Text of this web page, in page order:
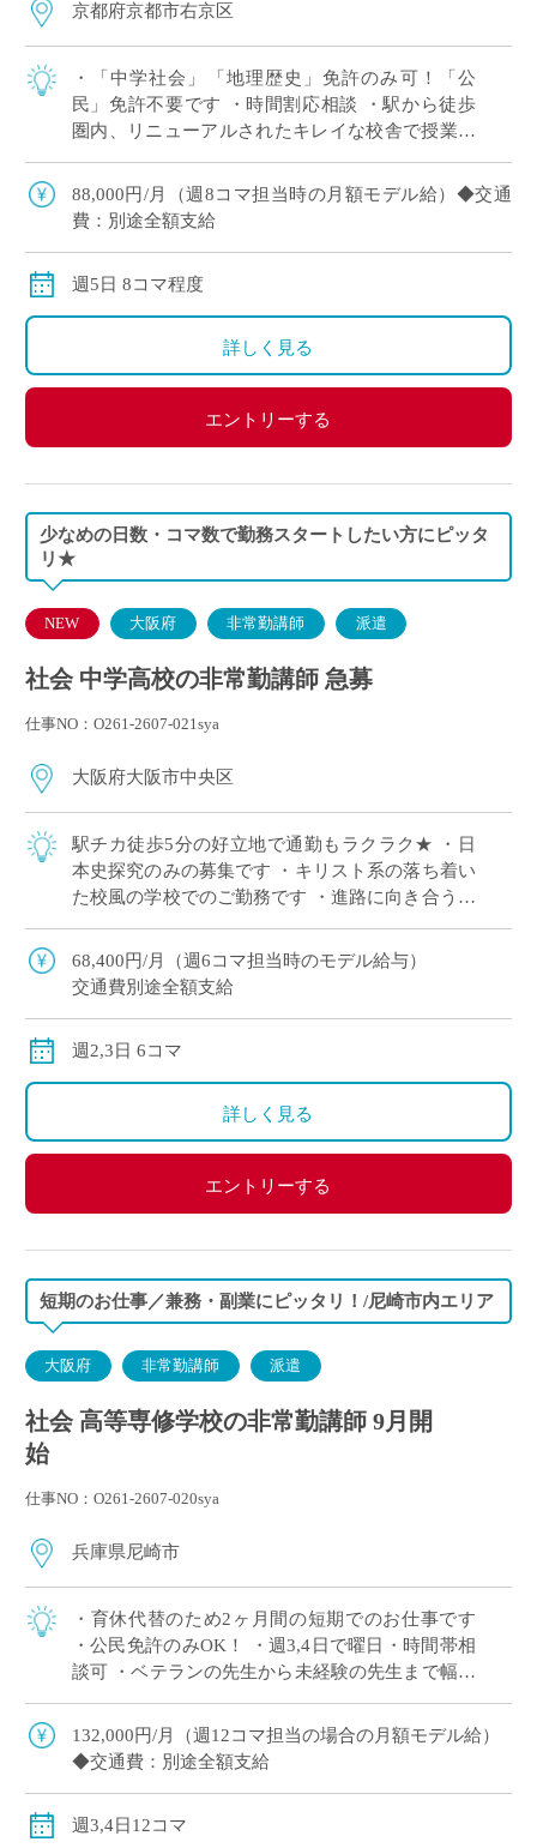
京都府京都市右京区
・「中学社会」「地理歴史」免許のみ可！「公
民」免許不要です ・時間割応相談 ・駅から徒歩
圏内、リニューアルされたキレイな校舎で授業が
88,000円/月（週8コマ担当時の月額モデル給）◆交通
費：別途全額支給
週5日 8コマ程度
詳しく見る
エントリーする
少なめの日数・コマ数で勤務スタートしたい方にピッタ
リ★
NEW 大阪府 非常勤講師 派遣
社会 中学高校の非常勤講師 急募
仕事NO：O261-2607-021sya
大阪府大阪市中央区
駅チカ徒歩5分の好立地で通勤もラクラク★ ・日
本史探究のみの募集です ・キリスト系の落ち着い
た校風の学校でのご勤務です ・進路に向き合う大
歓迎します ・月～金のうち、ご勤務可能 […]
68,400円/月（週6コマ担当時のモデル給与）
交通費別途全額支給
週2,3日 6コマ
詳しく見る
エントリーする
短期のお仕事／兼務・副業にピッタリ！/尼崎市内エリア
大阪府 非常勤講師 派遣
社会 高等専修学校の非常勤講師 9月開
始
仕事NO：O261-2607-020sya
兵庫県尼崎市
・育休代替のため2ヶ月間の短期でのお仕事です
・公民免許のみOK！ ・週3,4日で曜日・時間帯相
談可 ・ベテランの先生から未経験の先生まで幅広
132,000円/月（週12コマ担当の場合の月額モデル給）
◆交通費：別途全額支給
週3,4日12コマ